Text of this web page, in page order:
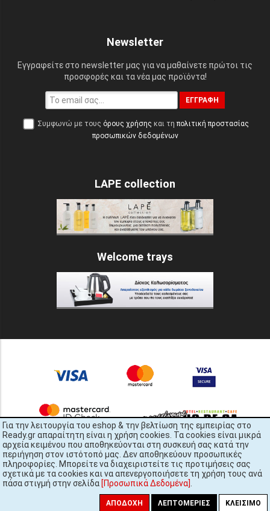
Για την λειτουργία του eshop & την βελτίωση της εμπειρίας στο
Ready.gr απαραίτητη είναι η χρήση cookies. Τα cookies είναι μικρά
αρχεία κειμένου που αποθηκεύονται στη συσκευή σας κατά την
περιήγηση στον ιστότοπό μας. Δεν αποθηκεύουν προσωπικές
πληροφορίες. Μπορείτε να διαχειριστείτε τις προτιμήσεις σας
σχετικά με τα cookies και να απενεργοποιήσετε τη χρήση τους ανά
πάσα στιγμή στην σελίδα [Προσωπικά Δεδομένα]
ΑΠΟΔΟΧΉ ΛΕΠΤΟΜΈΡΙΕΣ ΚΛΕΊΣΙΜΟ
Newsletter
Εγγραφείτε στο newsletter μας για να μαθαίνετε πρώτοι τις
προσφορές και τα νέα μας προϊόντα!
ΕΓΓΡΑΦΉ
Συμφωνώ με τους όρους χρήσης και τη πολιτική προστασίας
προσωπικών δεδομένων
LAPE collection
Welcome trays
READY.gr © 2022 | All Rights Reserved
448x3600